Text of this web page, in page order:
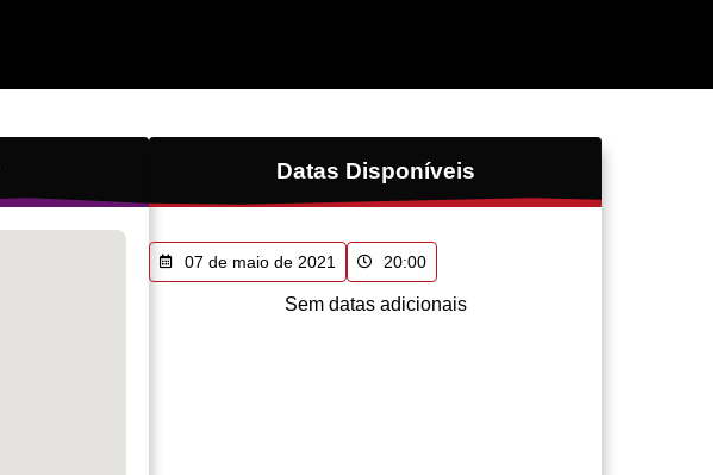
Datas Disponíveis
07 de maio de 2021 20:00
Sem datas adicionais